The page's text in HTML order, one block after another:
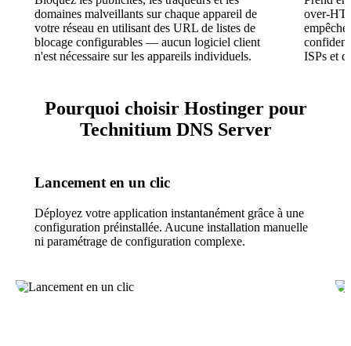
domaines malveillants sur chaque appareil de
votre réseau en utilisant des URL de listes de
blocage configurables — aucun logiciel client
n'est nécessaire sur les appareils individuels.
over-
ISPs et
Pourquoi choisir Hostinger pour
Technitium DNS Server
Lancement en un clic
Déployez votre application instantanément grâce à une
configuration préinstallée. Aucune installation manuelle
ni paramétrage de configuration complexe.